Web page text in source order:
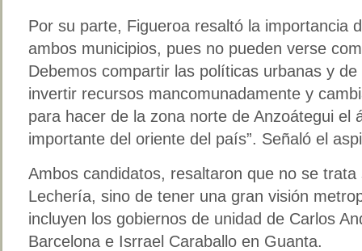
Por su parte, Figueroa resaltó la importancia
ambos municipios, pues no pueden verse
Debemos compartir las políticas urbanas y
invertir recursos mancomunadamente y
para hacer de la zona norte de Anzoátegui el
importante del oriente del país”. Señaló el
Ambos candidatos, resaltaron que no se
Lechería, sino de tener una gran visión
incluyen los gobiernos de unidad de Carlos
Barcelona e Isrrael Caraballo en Guanta.